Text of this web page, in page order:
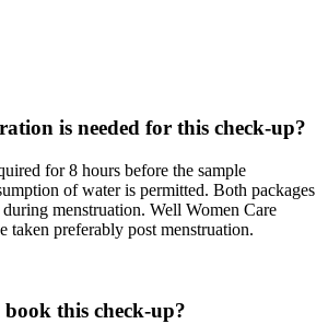
is needed for this check-up?
for 8 hours before the sample
of water is permitted. Both packages
menstruation. Well Women Care
taken preferably post menstruation.
this check-up?